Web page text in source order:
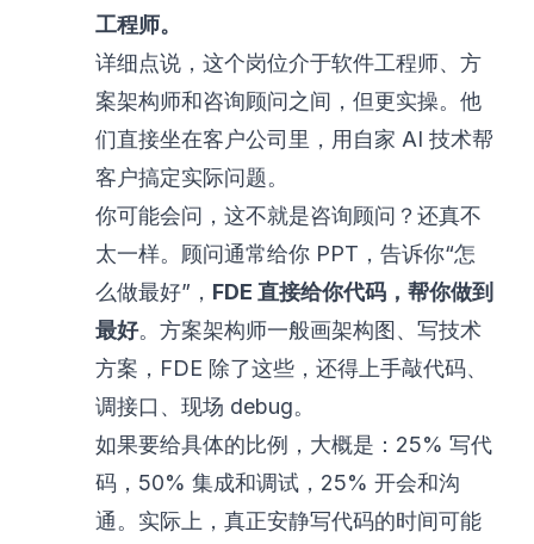
工程师。
详细点说，这个岗位介于软件工程师、方
案架构师和咨询顾问之间，但更实操。他
们直接坐在客户公司里，用自家 AI 技术帮
客户搞定实际问题。
你可能会问，这不就是咨询顾问？还真不
太一样。顾问通常给你 PPT，告诉你“怎
么做最好”， FDE 直接给你代码，帮你做到
最好。方案架构师一般画架构图、写技术
方案，FDE 除了这些，还得上手敲代码、
调接口、现场 debug。
如果要给具体的比例，大概是：25% 写代
码，50% 集成和调试，25% 开会和沟
通。实际上，真正安静写代码的时间可能